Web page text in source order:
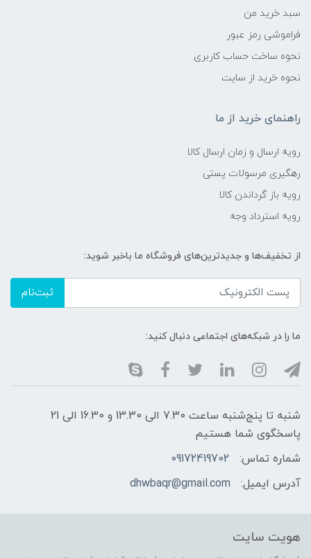
سبد خرید من
فراموشی رمز عبور
نحوه ساخت حساب کاربری
نحوه خرید از سایت
راهنمای خرید از ما
رویه ارسال و زمان ارسال کالا
رهگیری مرسولات پستی
رویه باز گرداندن کالا
رویه استرداد وجه
از تخفیف‌ها و جدیدترین‌های فروشگاه ما باخبر شوید:
ثبت‌نام
ما را در شبکه‌های اجتماعی دنبال کنید:
شنبه تا پنج‌شنبه ساعت 7.30 الی 13.30 و 16.30 الی 21
پاسخگوی شما هستیم
شماره تماس:
09172419702
آدرس ایمیل:
dhwbaqr@gmail.com
هویت سایت